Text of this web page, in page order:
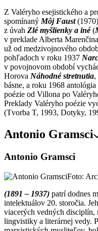
Z Valéryho esejistického a
spomínaný Môj Faust
z úvah Zlé myšlienky a iné(
v preklade Alberta
už od medzivojnového
pohľadoch v roku 1937
v povojnovom období
Horova Náhodné stretnutia,
básne, a roku 1968 antológia
poézie od Villona po
Preklady Valéryho poézie
(Tvorba T, 1993, Dotyky,
Antonio Gramsci
Antonio Gramsci
Foto:
(1891 – 1937) patrí dodnes
intelektuálov 20. storočia.
viacerých vedných
lingvistiky a literárnej vedy.